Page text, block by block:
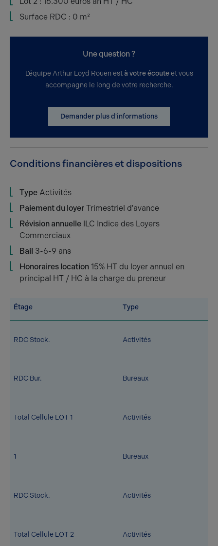
Surface RDC : 0 m²
Une question ?
L’équipe Arthur Loyd Rouen est à votre écouteet vous
accompagne le long de votre recherche.
Demander plus d'informations
Conditions financières et dispositions
Type Activités
Paiement du loyer Trimestriel d'avance
Révision annuelle ILC Indice des Loyers
Commerciaux
Bail 3-6-9 ans
Honoraires location 15% HT du loyer annuel en
principal HT / HC à la charge du preneur
Étage Type
RDC Stock. Activités
RDC Bur. Bureaux
Total Cellule LOT 1 Activités
1 Bureaux
RDC Stock. Activités
Total Cellule LOT 2 Activités